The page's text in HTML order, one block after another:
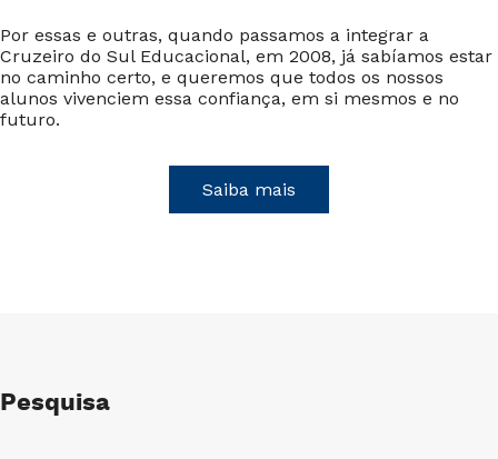
Por essas e outras, quando passamos a integrar a
Cruzeiro do Sul Educacional, em 2008, já sabíamos estar
no caminho certo, e queremos que todos os nossos
alunos vivenciem essa confiança, em si mesmos e no
futuro.
Saiba mais
Pesquisa